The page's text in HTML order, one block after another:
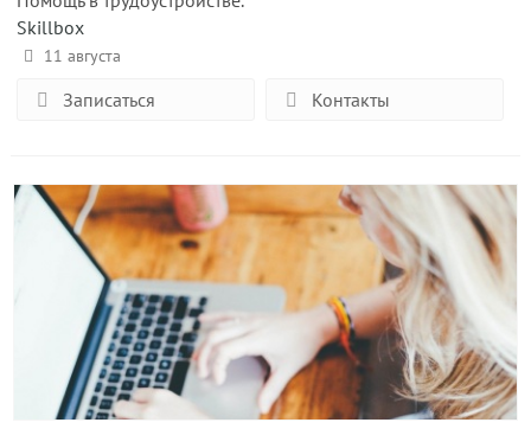
Skillbox
11 августа
Записаться Контакты